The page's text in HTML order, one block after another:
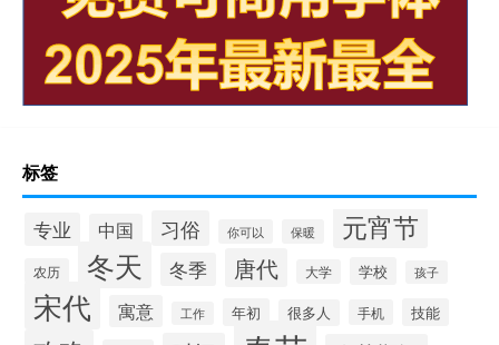
标签
专业 中国 习俗 你可以 保暖 元宵节
农历 冬天 冬季 唐代 大学 学校 孩子
宋代 寓意 工作 年初 很多人 手机 技能